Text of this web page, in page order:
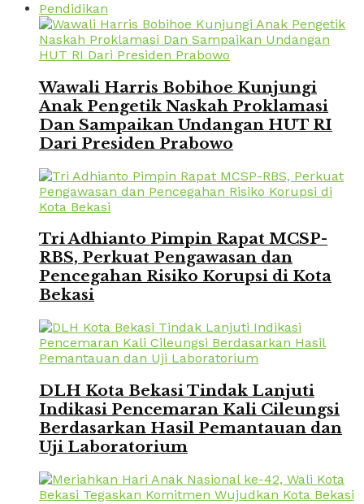
Pendidikan
Wawali Harris Bobihoe Kunjungi
Anak Pengetik Naskah Proklamasi
Dan Sampaikan Undangan HUT RI
Dari Presiden Prabowo
Tri Adhianto Pimpin Rapat MCSP-
RBS, Perkuat Pengawasan dan
Pencegahan Risiko Korupsi di Kota
Bekasi
DLH Kota Bekasi Tindak Lanjuti
Indikasi Pencemaran Kali Cileungsi
Berdasarkan Hasil Pemantauan dan
Uji Laboratorium